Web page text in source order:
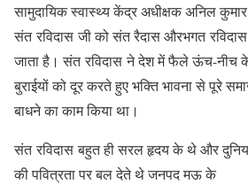
सामुदायिक स्वास्थ्य केंद्र अधीक्षक अनिल
संत रविदास जी को संत रैदास औरभगत
जाता है। संत रविदास ने देश में फैले ऊंच-नीच
बुराईयों को दूर करते हुए भक्ति भावना से पूरे
बाधने का काम किया था।
संत रविदास बहुत ही सरल हृदय के थे और
की पवित्रता पर बल देते थे जनपद मऊ के